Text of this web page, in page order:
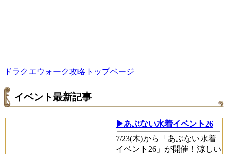
ドラクエウォーク攻略トップページ
イベント最新記事
▶あぶない水着イベント26
7/23(木)から「あぶない水着
イベント26」が開催！涼しい